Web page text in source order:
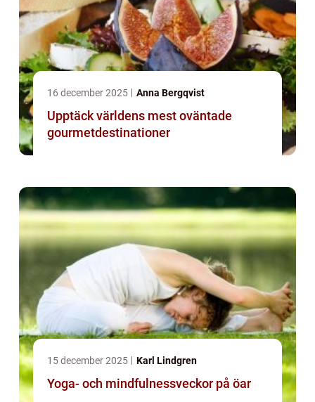
16 december 2025 Anna Bergqvist
Upptäck världens mest oväntade
gourmetdestinationer
15 december 2025 Karl Lindgren
Yoga- och mindfulnessveckor på öar